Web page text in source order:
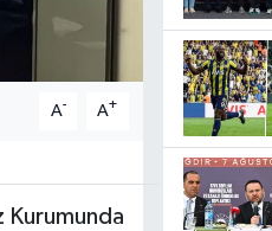
A- A+
Kurumunda